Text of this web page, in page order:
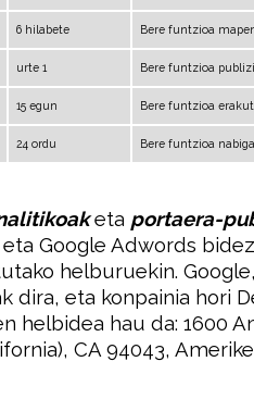
6 hilabete Bere funtzioa
urte 1 Bere funtzioa
15 egun Bere funtzioa
24 ordu Bere funtzioa
eta portaera-
Google Adwords
helburuekin.
dira, eta konpainia hori
helbidea hau da: 1600
CA 94043,